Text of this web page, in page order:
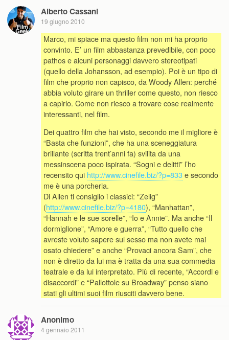
Alberto Cassani
19 giugno 2010
Marco, mi spiace ma questo film non mi ha proprio
convinto. E’ un film abbastanza prevedibile, con poco
pathos e alcuni personaggi davvero stereotipati
(quello della Johansson, ad esempio). Poi è un tipo di
film che proprio non capisco, da Woody Allen: perché
abbia voluto girare un thriller come questo, non riesco
a capirlo. Come non riesco a trovare cose realmente
interessanti, nel film.
Dei quattro film che hai visto, secondo me il migliore è
“Basta che funzioni”, che ha una sceneggiatura
brillante (scritta trent’anni fa) svilita da una
messinscena poco ispirata. “Sogni e delitti” l’ho
recensito qui http://www.cinefile.biz/?p=833e secondo
me è una porcheria.
Di Allen ti consiglio i classici: “Zelig”
(http://www.cinefile.biz/?p=4180), “Manhattan”,
“Hannah e le sue sorelle”, “Io e Annie”. Ma anche “Il
dormiglione”, “Amore e guerra”, “Tutto quello che
avreste voluto sapere sul sesso ma non avete mai
osato chiedere” e anche “Provaci ancora Sam”, che
non è diretto da lui ma è tratta da una sua commedia
teatrale e da lui interpretato. Più di recente, “Accordi e
disaccordi” e “Pallottole su Broadway” penso siano
stati gli ultimi suoi film riusciti davvero bene.
Anonimo
4 gennaio 2011